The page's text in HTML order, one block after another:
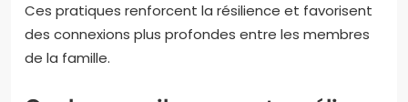
Ces pratiques renforcent la résilience et favorisent
des connexions plus profondes entre les membres
de la famille.